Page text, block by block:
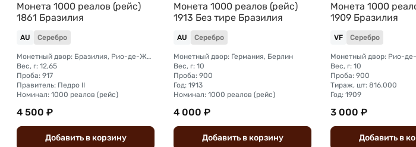
Монета 1000 реалов (рейс)
1861 Бразилия
AU Серебро
Монетный двор: Бразилия, Рио-де-Жанейро
Вес, г: 12,65
Проба: 917
Правитель: Педро II
Номинал: 1000 реалов (рейс)
4 500 ₽
Добавить вкорзину
Монета 1000 реалов (рейс)
1913 Без тире Бразилия
AU Серебро
Монетный двор: Германия, Берлин
Вес, г: 10
Проба: 900
Год: 1913
Номинал: 1000 реалов (рейс)
4 000 ₽
Добавить вкорзину
Монета 1000
1909 Бразилия
VF Серебро
Монетный двор: Рио-
Вес, г: 10
Проба: 900
Тираж, шт: 816.000
Год: 1909
3 000 ₽
Добавить в